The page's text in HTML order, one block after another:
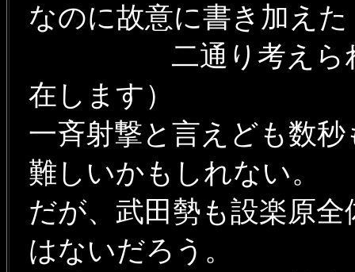
なのに故意に書き加え
二通り考えられる
在します）
一斉射撃と言えども数
難しいかもしれない。
だが、武田勢も設楽原
はないだろう。